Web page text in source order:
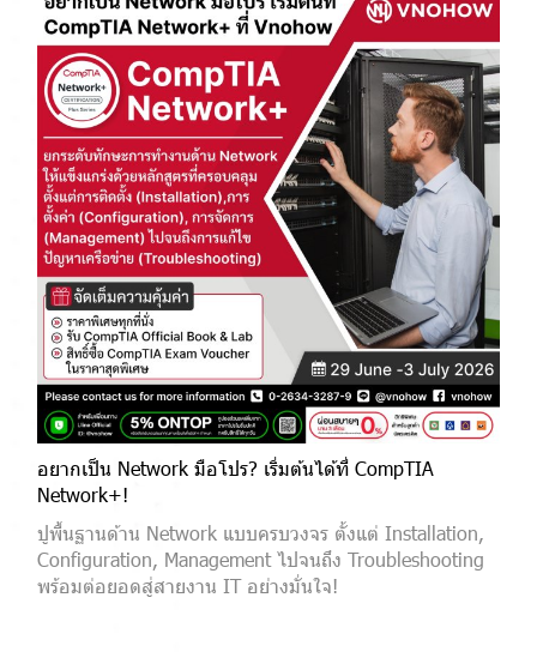
อยากเป็น Network มือโปร? เริ่มต้นได้ที่ CompTIA
Network+!
ปูพื้นฐานด้าน Network แบบครบวงจร ตั้งแต่ Installation,
Configuration, Management ไปจนถึง Troubleshooting
พร้อมต่อยอดสู่สายงาน IT อย่างมั่นใจ!